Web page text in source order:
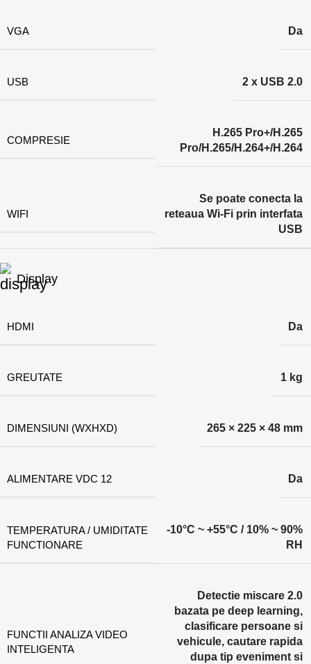
VGA Da
USB 2 x USB 2.0
COMPRESIE
H.265 Pro+/H.265
Pro/H.265/H.264+/H.264
WIFI
Se poate conecta la
reteaua Wi-Fi prin interfata
USB
Display
HDMI Da
GREUTATE 1 kg
DIMENSIUNI (WXHXD) 265 × 225 × 48 mm
ALIMENTARE VDC 12 Da
TEMPERATURA / UMIDITATE
FUNCTIONARE
-10°C ~ +55°C / 10% ~ 90%
RH
FUNCTII ANALIZA VIDEO
INTELIGENTA
Detectie miscare 2.0
bazata pe deep learning,
clasificare persoane si
vehicule, cautare rapida
dupa tip eveniment si